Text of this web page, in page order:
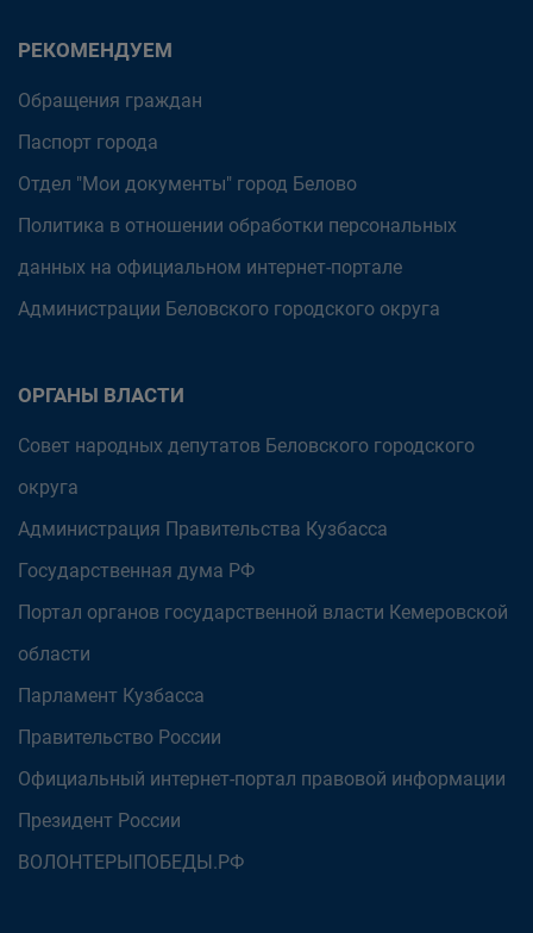
РЕКОМЕНДУЕМ
Обращения граждан
Паспорт города
Отдел "Мои документы" город Белово
Политика в отношении обработки персональных
данных на официальном интернет-портале
Администрации Беловского городского округа
ОРГАНЫ ВЛАСТИ
Совет народных депутатов Беловского городского
округа
Администрация Правительства Кузбасса
Государственная дума РФ
Портал органов государственной власти Кемеровской
области
Парламент Кузбасса
Правительство России
Официальный интернет-портал правовой информации
Президент России
ВОЛОНТЕРЫПОБЕДЫ.РФ